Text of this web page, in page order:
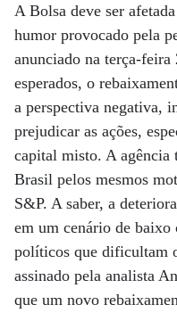
A Bolsa deve ser
humor provocado pela
anunciado na terça-
esperados, o
a perspectiva negativa,
prejudicar as ações,
capital misto. A agência
Brasil pelos mesmos
S&P. A saber, a
em um cenário de baixo
políticos que dificultam
assinado pela analista
que um novo